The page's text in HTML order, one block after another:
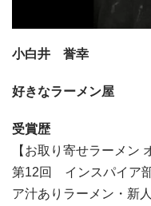
小白井 誉幸
好きなラーメン屋
受賞歴
【お取り寄せラーメン
第12回 インスパイア
ア汁ありラーメン・新